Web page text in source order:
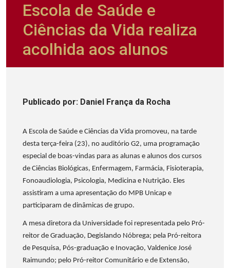
Escola de Saúde e
Ciências da Vida realiza
acolhida aos alunos
Publicado por: Daniel França da Rocha
A Escola de Saúde e Ciências da Vida promoveu, na tarde
desta terça-feira (23), no auditório G2, uma programação
especial de boas-vindas para as alunas e alunos dos cursos
de Ciências Biológicas, Enfermagem, Farmácia, Fisioterapia,
Fonoaudiologia, Psicologia, Medicina e Nutrição. Eles
assistiram a uma apresentação do MPB Unicap e
participaram de dinâmicas de grupo.
A mesa diretora da Universidade foi representada pelo Pró-
reitor de Graduação, Degislando Nóbrega; pela Pró-reitora
de Pesquisa, Pós-graduação e Inovação, Valdenice José
Raimundo; pelo Pró-reitor Comunitário e de Extensão,